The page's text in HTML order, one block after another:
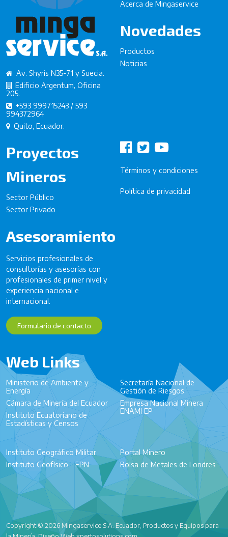
Av. Shyris N35-71 y Suecia.
Edificio Argentum, Oficina
205.
+593 999715243 / 593
994372964
Quito, Ecuador.
Acerca de Mingaservice
Novedades
Productos
Noticias
Proyectos
Mineros
Sector Público
Sector Privado
Asesoramiento
Servicios profesionales de
consultorías y asesorías con
profesionales de primer nivel y
experiencia nacional e
internacional.
Formulario de contacto
Términos y condiciones
Política de privacidad
Web Links
Ministerio de Ambiente y
Energía
Cámara de Minería del Ecuador
Instituto Ecuatoriano de
Estadísticas y Censos
Secretaría Nacional de
Gestión de Riesgos
Empresa Nacional Minera
ENAMI EP
Instituto Geográfico Militar
Instituto Geofísico - EPN
Portal Minero
Bolsa de Metales de Londres
Copyright © 2026 Mingaservice S.A. Ecuador, Productos y Equipos para